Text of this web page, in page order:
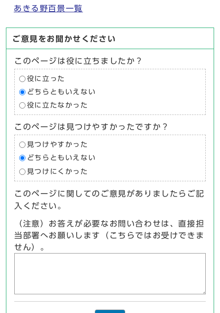
あきる野百景一覧
ご意見をお聞かせください
このページは役に立ちましたか？
役に立った
どちらともいえない
役に立たなかった
このページは見つけやすかったですか？
見つけやすかった
どちらともいえない
見つけにくかった
このページに関してのご意見がありましたらご記
入ください。
（注意）お答えが必要なお問い合わせは、直接担
当部署へお願いします（こちらではお受けできま
せん）。